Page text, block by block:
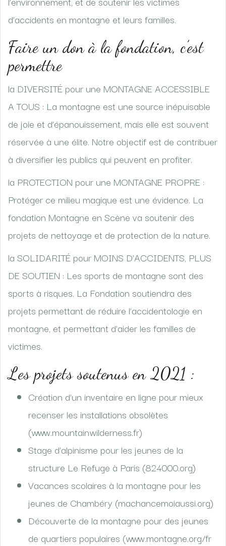
d’accidents en montagne et leurs familles.
Faire un don à la fondation, c’est
permettre
la DIVERSITÉ pour une MONTAGNE ACCESSIBLE
A TOUS : La montagne est une source inépuisable
de joie et d’épanouissement, mais elle est souvent
réservée à une élite. Notre objectif est de contribuer
à diversifier les publics qui peuvent en profiter.
la PROTECTION pour une MONTAGNE PROPRE :
Protéger ce milieu magique est une évidence. La
fondation Montagne en Scène va soutenir des
projets de nettoyage et de protection de la nature.
la SOLIDARITÉ pour MOINS D’ACCIDENTS, PLUS
DE SOUTIEN : Les sports de montagne sont des
sports à risques. La Fondation soutiendra des
projets permettant de réduire l’accidentologie en
montagne, et permettant d’aider les familles de
victimes.
Les projets soutenus en 2021 :
Création d’un inventaire en ligne pour mieux
recenser les installations obsolètes
(www.mountainwilderness.fr)
Stage d’alpinisme pour les jeunes de la
structure Le Refuge à Paris (824000.org)
Vacances scolaires à la montagne pour les
jeunes de Chambéry (machancemoiaussi.org)
Découverte de la montagne pour des jeunes
de quartiers populaires (www.montagne.org/fr